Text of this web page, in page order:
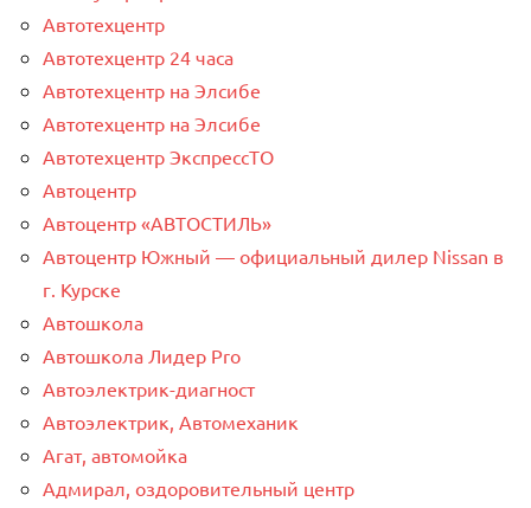
Автотехцентр
Автотехцентр 24 часа
Автотехцентр на Элсибе
Автотехцентр на Элсибе
Автотехцентр ЭкспрессТО
Автоцентр
Автоцентр «АВТОСТИЛЬ»
Автоцентр Южный — официальный дилер Nissan в
г. Курске
Автошкола
Автошкола Лидер Pro
Автоэлектрик-диагност
Автоэлектрик, Автомеханик
Агат, автомойка
Адмирал, оздоровительный центр